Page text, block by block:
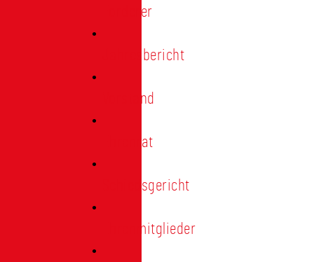
Förderer
Jahresbericht
Vorstand
Ehrenrat
Schiedsgericht
Ehrenmitglieder